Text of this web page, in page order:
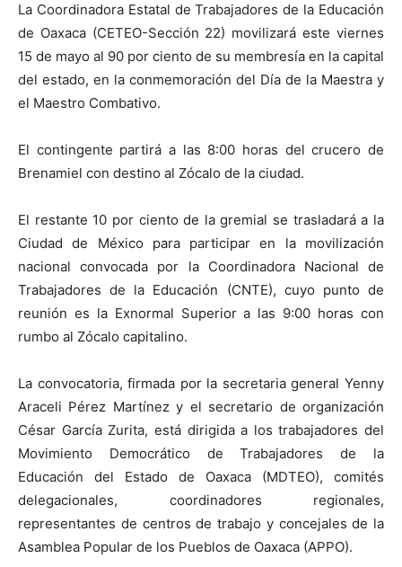
La Coordinadora Estatal de Trabajadores de la Educación
de Oaxaca (CETEO-Sección 22) movilizará este viernes
15 de mayo al 90 por ciento de su membresía en la capital
del estado, en la conmemoración del Día de la Maestra y
el Maestro Combativo.
El contingente partirá a las 8:00 horas del crucero de
Brenamiel con destino al Zócalo de la ciudad.
El restante 10 por ciento de la gremial se trasladará a la
Ciudad de México para participar en la movilización
nacional convocada por la Coordinadora Nacional de
Trabajadores de la Educación (CNTE), cuyo punto de
reunión es la Exnormal Superior a las 9:00 horas con
rumbo al Zócalo capitalino.
La convocatoria, firmada por la secretaria general Yenny
Araceli Pérez Martínez y el secretario de organización
César García Zurita, está dirigida a los trabajadores del
Movimiento Democrático de Trabajadores de la
Educación del Estado de Oaxaca (MDTEO), comités
delegacionales, coordinadores regionales,
representantes de centros de trabajo y concejales de la
Asamblea Popular de los Pueblos de Oaxaca (APPO).